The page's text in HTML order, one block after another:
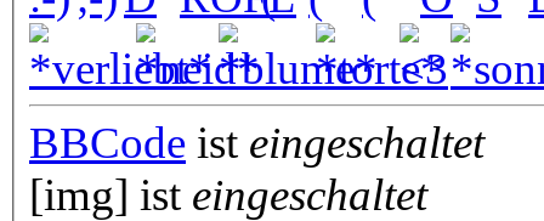
BBCode ist eingeschaltet
[img] ist eingeschaltet